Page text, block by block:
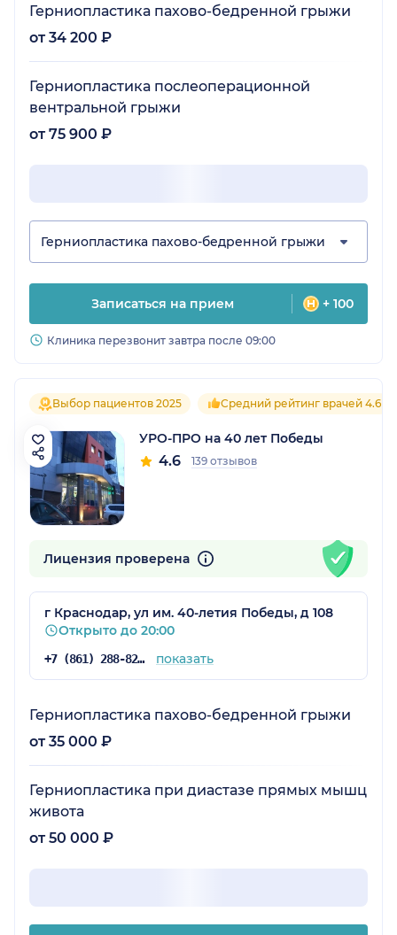
Герниопластика пахово-бедренной грыжи
от 34 200 ₽
Герниопластика послеоперационной
вентральной грыжи
от 75 900 ₽
Герниопластика пахово-бедренной грыжи
Записаться на прием + 100
Клиника перезвонит завтра после 09:00
Выбор пациентов 2025 Средний рейтинг врачей 4.6
УРО-ПРО на 40 лет Победы
4.6 139 отзывов
Лицензия проверена
г Краснодар, ул им. 40-летия Победы, д 108
Открыто до 20:00
+7 (861) 288-82-96 показать
Герниопластика пахово-бедренной грыжи
от 35 000 ₽
Герниопластика при диастазе прямых мышц
живота
от 50 000 ₽